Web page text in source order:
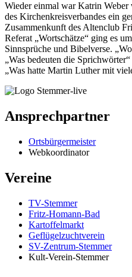
Wieder einmal war Katrin
des Kirchenkreisverbandes ein
Zusammenkunft des Altenclub
Referat „Wortschätze“ ging es
Sinnsprüche und Bibelverse.
„Was bedeuten die
„Was hatte Martin Luther mit
Ansprechpartner
Ortsbürgermeister
Webkoordinator
Vereine
TV-Stemmer
Fritz-Homann-Bad
Kartoffelmarkt
Geflügelzuchtverein
SV-Zentrum-Stemmer
Kult-Verein-Stemmer